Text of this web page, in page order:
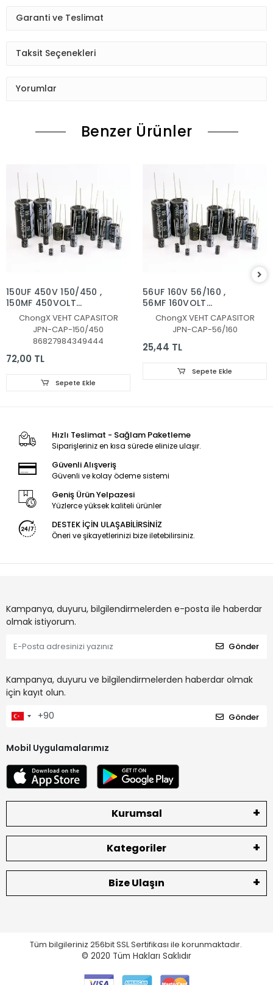
Garanti ve Teslimat
Taksit Seçenekleri
Yorumlar
Benzer Ürünler
150UF 450V 150/450 ,
150MF 450VOLT
KONDANSATÖR
ChongX VEHT CAPASITOR
JPN-CAP-150/450
86827984349444
72,00 TL
Sepete Ekle
56UF 160V 56/160 ,
56MF 160VOLT
KONDANSATÖR
ChongX VEHT CAPASITOR
JPN-CAP-56/160
25,44 TL
Sepete Ekle
Hızlı Teslimat - Sağlam Paketleme
Siparişleriniz en kısa sürede elinize ulaşır.
Güvenli Alışveriş
Güvenli ve kolay ödeme sistemi
Geniş Ürün Yelpazesi
Yüzlerce yüksek kaliteli ürünler
DESTEK İÇİN ULAŞABİLİRSİNİZ
Öneri ve şikayetlerinizi bize iletebilirsiniz.
Kampanya, duyuru, bilgilendirmelerden e-posta ile haberdar
olmak istiyorum.
Gönder
Kampanya, duyuru ve bilgilendirmelerden haberdar olmak
için kayıt olun.
Gönder
Mobil Uygulamalarımız
Kurumsal
Kategoriler
Bize Ulaşın
Tüm bilgileriniz 256bit SSL Sertifikası ile korunmaktadır.
© 2020 Tüm Hakları Saklıdır